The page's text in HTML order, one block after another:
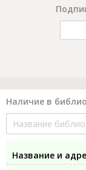
Наличие в
Название и